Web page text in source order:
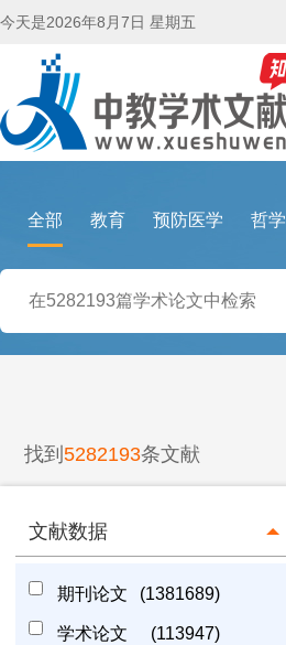
今天是2026年8月7日 星期五
全部 教育 预防医学 哲学
找到 5282193条文献
文献数据
期刊论文 (1381689)
学术论文 (113947)